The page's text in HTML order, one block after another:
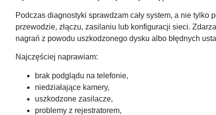
Podczas diagnostyki sprawdzam cały system, a nie
przewodzie, złączu, zasilaniu lub konfiguracji sieci.
nagrań z powodu uszkodzonego dysku albo błędnych
Najczęściej naprawiam:
brak podglądu na telefonie,
niedziałające kamery,
uszkodzone zasilacze,
problemy z rejestratorem,